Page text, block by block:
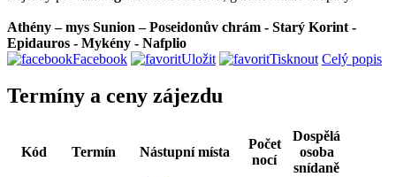
Athény – mys Sunion – Poseidonův chrám - Starý Korint -
Epidauros - Mykény - Nafplio
Facebook
Uložit Tisknout Celý popis
Termíny a ceny zájezdu
Kód Termín Nástupní místa
Počet
nocí
Dospělá
osoba
snídaně